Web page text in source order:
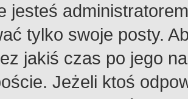
jesteś
tylko swoje posty.
jakiś czas po jego
Jeżeli ktoś